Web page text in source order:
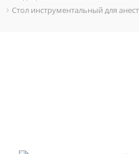
Стол инструментальный для